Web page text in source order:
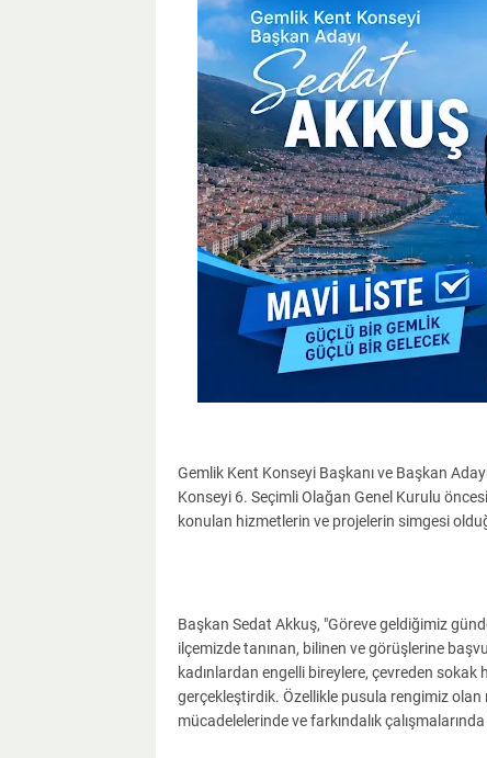
Gemlik Kent Konseyi Başkanı ve Başkan
Konseyi 6. Seçimli Olağan Genel Kurulu
konulan hizmetlerin ve projelerin simgesi
Başkan Sedat Akkuş, "Göreve geldiğimiz
ilçemizde tanınan, bilinen ve görüşlerine
kadınlardan engelli bireylere, çevreden
gerçekleştirdik. Özellikle pusula rengimiz
mücadelelerinde ve farkındalık